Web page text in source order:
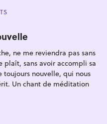
ne me reviendra pas sans
plaît, sans avoir accompli sa
toujours nouvelle, qui nous
Un chant de méditation